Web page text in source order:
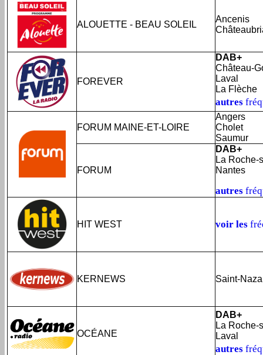
ALOUETTE - BEAU SOLEIL
Ancenis
FOREVER
DAB+
Château-
Laval
La Flèche
autres
FORUM MAINE-ET-LOIRE
Angers
Cholet
Saumur
FORUM
DAB+
La Roche-
Nantes
autres
HIT WEST voir les
KERNEWS Saint-
OCÉANE
DAB+
La Roche-
Laval
autres